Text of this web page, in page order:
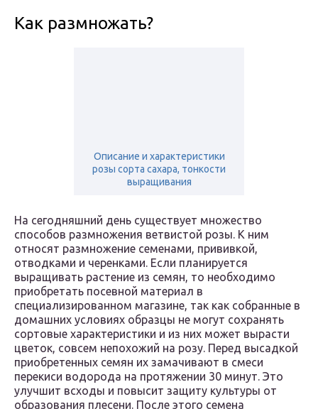
Как размножать?
Описание и характеристики
розы сорта сахара, тонкости
выращивания
На сегодняшний день существует множество
способов размножения ветвистой розы. К ним
относят размножение семенами, прививкой,
отводками и черенками. Если планируется
выращивать растение из семян, то необходимо
приобретать посевной материал в
специализированном магазине, так как собранные в
домашних условиях образцы не могут сохранять
сортовые характеристики и из них может вырасти
цветок, совсем непохожий на розу. Перед высадкой
приобретенных семян их замачивают в смеси
перекиси водорода на протяжении 30 минут. Это
улучшит всходы и повысит защиту культуры от
образования плесени. После этого семена